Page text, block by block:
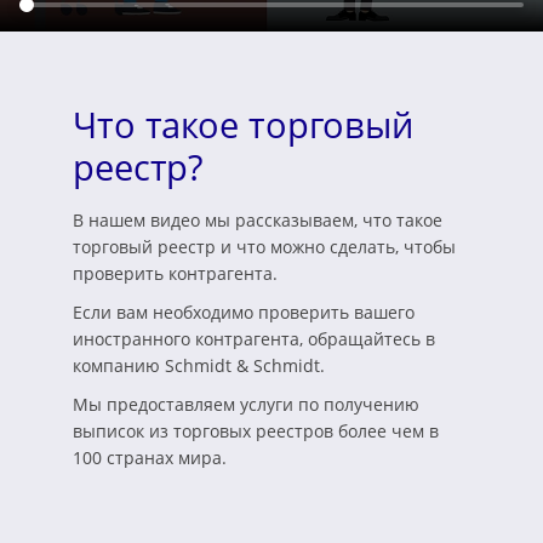
Что такое торговый
реестр?
В нашем видео мы рассказываем, что такое
торговый реестр и что можно сделать, чтобы
проверить контрагента.
Если вам необходимо проверить вашего
иностранного контрагента, обращайтесь в
компанию Schmidt & Schmidt.
Мы предоставляем услуги по получению
выписок из торговых реестров более чем в
100 странах мира.